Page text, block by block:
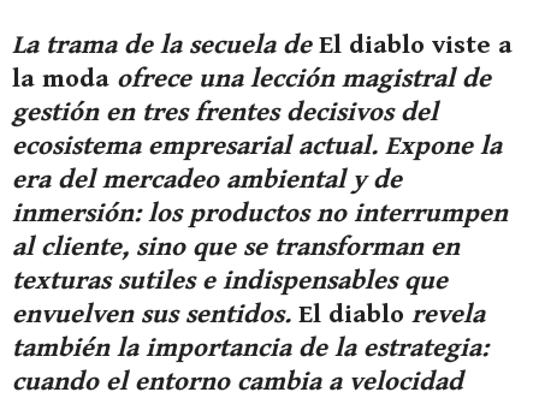
La trama de la secuela de El diablo viste a
la moda ofrece una lección magistral de
gestión en tres frentes decisivos del
ecosistema empresarial actual. Expone la
era del mercadeo ambiental y de
inmersión: los productos no interrumpen
al cliente, sino que se transforman en
texturas sutiles e indispensables que
envuelven sus sentidos. El diablo revela
también la importancia de la estrategia:
cuando el entorno cambia a velocidad